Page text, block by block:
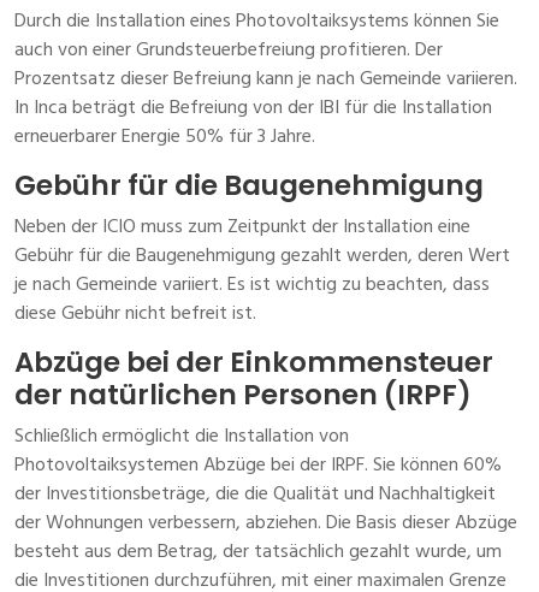
Durch die Installation eines Photovoltaiksystems können Sie
auch von einer Grundsteuerbefreiung profitieren. Der
Prozentsatz dieser Befreiung kann je nach Gemeinde variieren.
In Inca beträgt die Befreiung von der IBI für die Installation
erneuerbarer Energie 50% für 3 Jahre.
Gebühr für die Baugenehmigung
Neben der ICIO muss zum Zeitpunkt der Installation eine
Gebühr für die Baugenehmigung gezahlt werden, deren Wert
je nach Gemeinde variiert. Es ist wichtig zu beachten, dass
diese Gebühr nicht befreit ist.
Abzüge bei der Einkommensteuer
der natürlichen Personen (IRPF)
Schließlich ermöglicht die Installation von
Photovoltaiksystemen Abzüge bei der IRPF. Sie können 60%
der Investitionsbeträge, die die Qualität und Nachhaltigkeit
der Wohnungen verbessern, abziehen. Die Basis dieser Abzüge
besteht aus dem Betrag, der tatsächlich gezahlt wurde, um
die Investitionen durchzuführen, mit einer maximalen Grenze